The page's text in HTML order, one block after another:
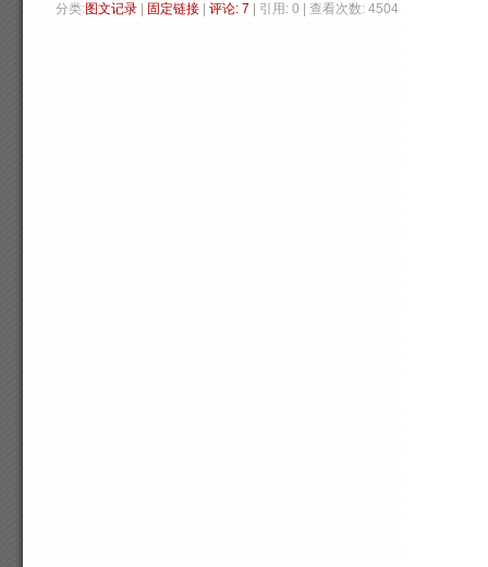
分类:图文记录 固定链接 评论: 7 | 引用: 0 | 查看次数: 4504